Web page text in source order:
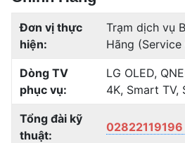
Đơn vị thực
hiện:
Trạm dịch vụ
Hãng
Dòng TV
phục vụ:
LG OLED,
4K, Smart TV,
Tổng đài kỹ
thuật:
02822119196